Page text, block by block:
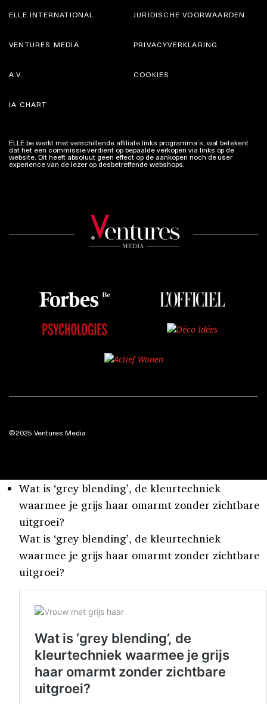
ELLE INTERNATIONAL
VENTURES MEDIA
JURIDISCHE VOORWAARDEN
PRIVACYVERKLARING
A.V.
IA CHART
COOKIES
ELLE.be werkt met verschillende affiliate links programma’s, wat betekent
dat het een commissie verdient op bepaalde verkopen via links op de
website. Dit heeft absoluut geen effect op de aankopen noch de user
experience van de lezer op desbetreffende webshops.
©2025 Ventures Media
Wat is ‘grey blending’, de kleurtechniek
waarmee je grijs haar omarmt zonder zichtbare
uitgroei?
Wat is ‘grey blending’, de kleurtechniek
waarmee je grijs haar omarmt zonder zichtbare
uitgroei?